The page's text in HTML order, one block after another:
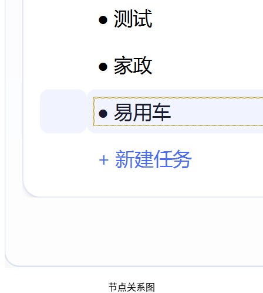
节点关系图